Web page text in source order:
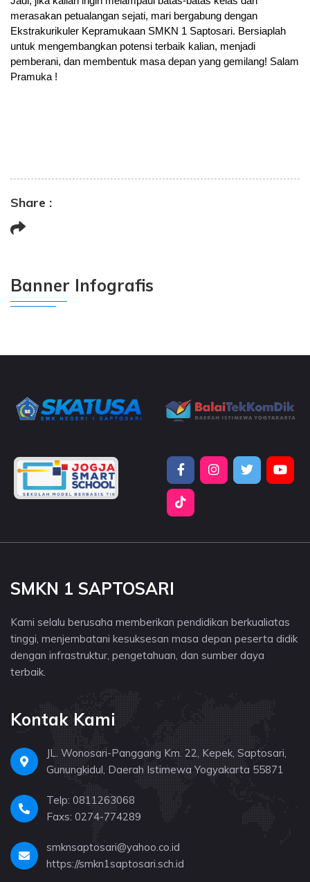
merasakan petualangan sejati, mari bergabung dengan
Ekstrakurikuler Kepramukaan SMKN 1 Saptosari. Bersiaplah
untuk mengembangkan potensi terbaik kalian, menjadi
pemberani, dan membentuk masa depan yang gemilang! Salam
Pramuka !
Share :
Banner Infografis
SMKN 1 SAPTOSARI
Kami selalu berusaha memberikan pendidikan berkualiatas
tinggi, menjembatani kesuksesan masa depan peserta didik
dengan infrastruktur, pengetahuan, dan sumber daya
terbaik.
Kontak Kami
JL. Wonosari-Panggang Km. 22, Kepek, Saptosari,
Gunungkidul, Daerah Istimewa Yogyakarta 55871
Telp: 0811263068
Faxs: 0274-774289
smknsaptosari@yahoo.co.id
https://smkn1saptosari.sch.id